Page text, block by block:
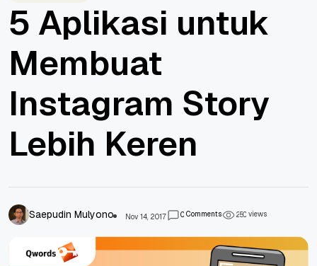
5 Aplikasi untuk
Membuat
Instagram Story
Lebih Keren
Saepudin Mulyono Nov 14, 2017 0Comments 250views